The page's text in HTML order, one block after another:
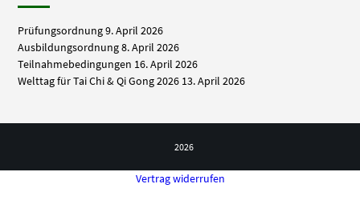
Prüfungsordnung9. April 2026
Ausbildungsordnung8. April 2026
Teilnahmebedingungen 16. April 2026
Welttag für Tai Chi & Qi Gong 2026 13. April 2026
2026
Vertrag widerrufen